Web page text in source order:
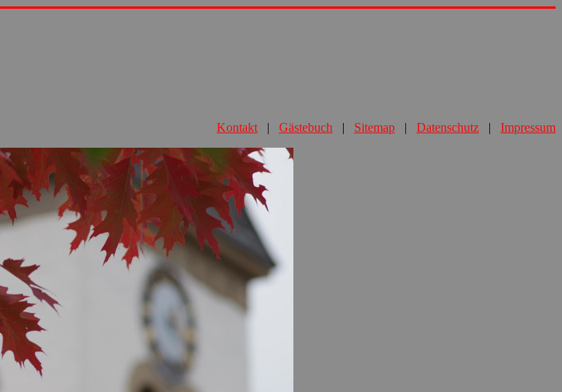
Kontakt | Gästebuch | Sitemap | Datenschutz | Impressum